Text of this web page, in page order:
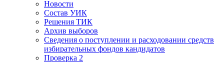
Новости
Состав УИК
Решения ТИК
Архив выборов
Сведения о поступлении и расходовании средств
избирательных фондов кандидатов
Проверка 2